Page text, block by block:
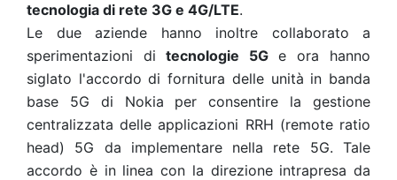
tecnologia di rete 3G e 4G/LTE.
Le due aziende hanno inoltre collaborato a
sperimentazioni di tecnologie 5Ge ora hanno
siglato l'accordo di fornitura delle unità in banda
base 5G di Nokia per consentire la gestione
centralizzata delle applicazioni RRH (remote ratio
head) 5G da implementare nella rete 5G. Tale
accordo è in linea con la direzione intrapresa da